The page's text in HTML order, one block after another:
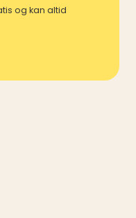
og kan altid